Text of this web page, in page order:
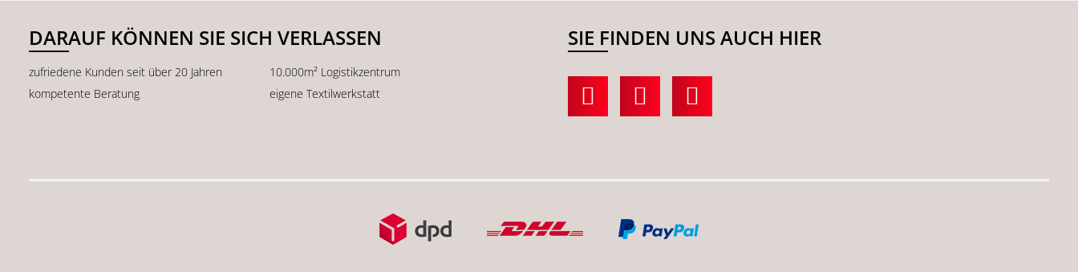
DARAUF KÖNNEN SIE SICH VERLASSEN
zufriedene Kunden seit über 20 Jahren
10.000m² Logistikzentrum
kompetente Beratung
eigene Textilwerkstatt
SIE FINDEN UNS AUCH HIER